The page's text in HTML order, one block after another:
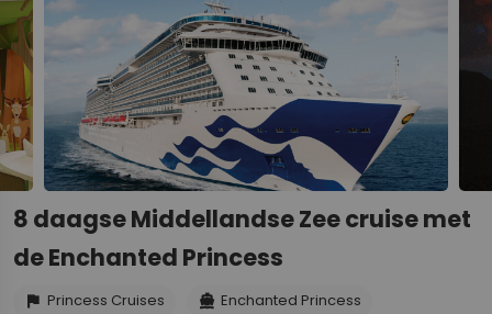
8 daagse Middellandse Zee cruise met
de Enchanted Princess
flag Princess Cruises directions_boat Enchanted Princess